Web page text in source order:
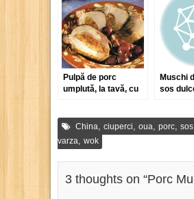
Pulpă de porc
umplută, la tavă, cu
Muschi
sos
China, ciuperci, oua, porc,
varza, wok
3 thoughts on “Porc